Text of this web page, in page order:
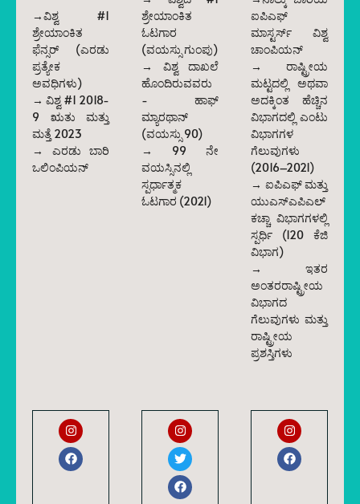
→ವಿಶ್ವ #1
ಶ್ರೇಯಾಂಕಿತ
ಫೆನ್ಸರ್ (ಎರಡು
ಪ್ರತ್ಯೇಕ
ಅವಧಿಗಳು)
→ ವಿಶ್ವ #1 2018-
9 ಋತು ಮತ್ತು
ಮತ್ತೆ 2023
→ ಎರಡು ಬಾರಿ
ಒಲಿಂಪಿಯನ್
ಶ್ರೇಯಾಂಕಿತ
ಓಟಗಾರ
(ವಯಸ್ಸು ಗುಂಪು)
→ ವಿಶ್ವ ದಾಖಲೆ
ಹೊಂದಿರುವವರು
- ಹಾಫ್
ಮ್ಯಾರಥಾನ್
(ವಯಸ್ಸು 90)
→ 99 ನೇ
ವಯಸ್ಸಿನಲ್ಲಿ
ಸ್ಪರ್ಧಾತ್ಮಕ
ಓಟಗಾರ (2021)
ಐಪಿಎಫ್
ಮಾಸ್ಟರ್ಸ್ ವಿಶ್ವ
ಚಾಂಪಿಯನ್
→ ರಾಷ್ಟ್ರೀಯ
ಮಟ್ಟದಲ್ಲಿ ಅಥವಾ
ಅದಕ್ಕಿಂತ ಹೆಚ್ಚಿನ
ವಿಭಾಗದಲ್ಲಿ ಎಂಟು
ವಿಭಾಗಗಳ
ಗೆಲುವುಗಳು
(2016–2021)
→ ಐಪಿಎಫ್ ಮತ್ತು
ಯುಎಸ್ಎಪಿಎಲ್
ಕಚ್ಚಾ ವಿಭಾಗಗಳಲ್ಲಿ
ಸ್ಪರ್ಧಿ (120 ಕೆಜಿ
ವಿಭಾಗ)
→ ಇತರ
ಅಂತರರಾಷ್ಟ್ರೀಯ
ವಿಭಾಗದ
ಗೆಲುವುಗಳು ಮತ್ತು
ರಾಷ್ಟ್ರೀಯ
ಪ್ರಶಸ್ತಿಗಳು